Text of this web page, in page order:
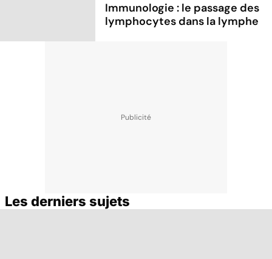
Immunologie : le passage des
lymphocytes dans la lymphe
Les derniers sujets